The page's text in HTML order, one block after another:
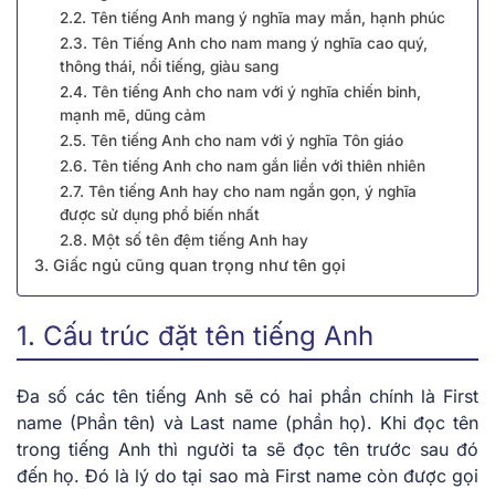
2.2. Tên tiếng Anh mang ý nghĩa may mắn, hạnh phúc
2.3. Tên Tiếng Anh cho nam mang ý nghĩa cao quý,
thông thái, nổi tiếng, giàu sang
2.4. Tên tiếng Anh cho nam với ý nghĩa chiến binh,
mạnh mẽ, dũng cảm
2.5. Tên tiếng Anh cho nam với ý nghĩa Tôn giáo
2.6. Tên tiếng Anh cho nam gắn liền với thiên nhiên
2.7. Tên tiếng Anh hay cho nam ngắn gọn, ý nghĩa
được sử dụng phổ biến nhất
2.8. Một số tên đệm tiếng Anh hay
3. Giấc ngủ cũng quan trọng như tên gọi
1. Cấu trúc đặt tên tiếng Anh
Đa số các tên tiếng Anh sẽ có hai phần chính là First
name (Phần tên) và Last name (phần họ). Khi đọc tên
trong tiếng Anh thì người ta sẽ đọc tên trước sau đó
đến họ. Đó là lý do tại sao mà First name còn được gọi